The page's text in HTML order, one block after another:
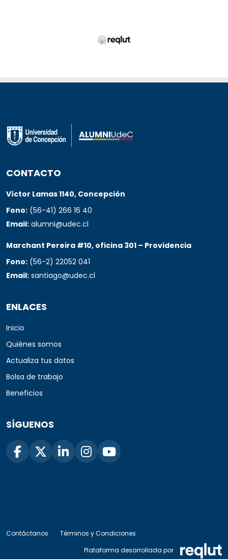
CONTACTO
Víctor Lamas 1140, Concepción
Fono: (56-41) 266 16 40
Email: alumni@udec.cl
Marchant Pereira #10, oficina 301 – Providencia
Fono: (56-2) 22052 041
Email: santiago@udec.cl
ENLACES
Inicio
Quiénes somos
Actualiza tus datos
Bolsa de trabajo
Beneficios
SÍGUENOS
Contáctanos
Términos y Condiciones
Plataforma desarrollada por